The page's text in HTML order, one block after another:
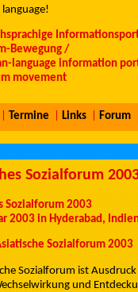
Bewegung /
language information
movement
Termine Links Forum
Sozialforum
Sozialforum 2003
2003 in Hyderabad,
Sozialforum 2003
Sozialforum ist
und